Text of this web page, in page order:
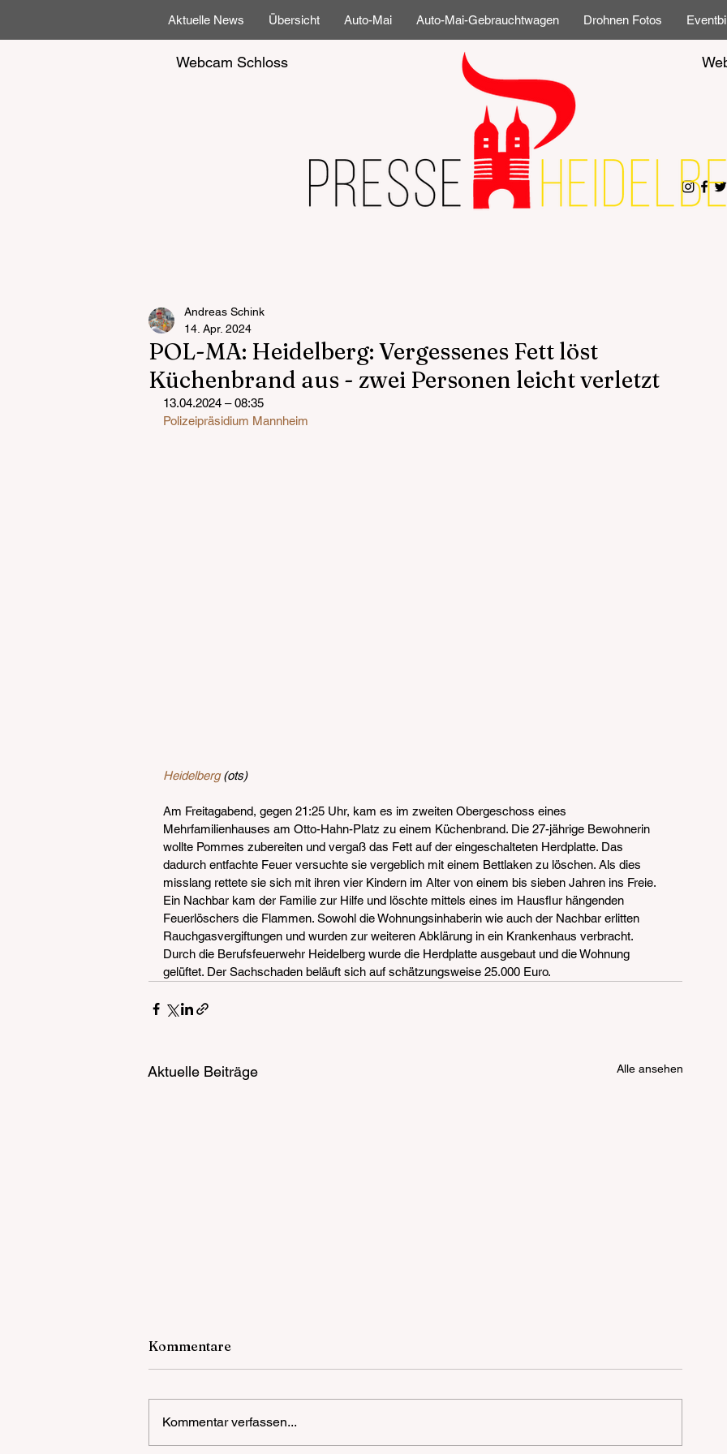
Aktuelle News Übersicht Auto-Mai Auto-Mai-Gebrauchtwagen Drohnen Fotos
Webcam Schloss
POL-MA: Heidelberg: Vergessenes Fett löst
Küchenbrand aus - zwei Personen leicht verletzt
Andreas Schink
14. Apr. 2024
13.04.2024 – 08:35
Polizeipräsidium Mannheim
Heidelberg (ots)
Am Freitagabend, gegen 21:25 Uhr, kam es im zweiten Obergeschoss eines
Mehrfamilienhauses am Otto-Hahn-Platz zu einem Küchenbrand. Die 27-jährige Bewohnerin
wollte Pommes zubereiten und vergaß das Fett auf der eingeschalteten Herdplatte. Das
dadurch entfachte Feuer versuchte sie vergeblich mit einem Bettlaken zu löschen. Als dies
misslang rettete sie sich mit ihren vier Kindern im Alter von einem bis sieben Jahren ins Freie.
Ein Nachbar kam der Familie zur Hilfe und löschte mittels eines im Hausflur hängenden
Feuerlöschers die Flammen. Sowohl die Wohnungsinhaberin wie auch der Nachbar erlitten
Rauchgasvergiftungen und wurden zur weiteren Abklärung in ein Krankenhaus verbracht.
Durch die Berufsfeuerwehr Heidelberg wurde die Herdplatte ausgebaut und die Wohnung
gelüftet. Der Sachschaden beläuft sich auf schätzungsweise 25.000 Euro.
Aktuelle Beiträge Alle ansehen
Kommentare
Kommentar verfassen...